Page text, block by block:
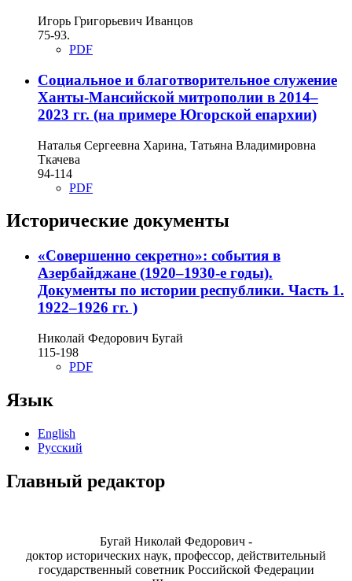
Игорь Григорьевич Иванцов
75-93.
PDF
Социальное и благотворительное служение
Ханты-Мансийской митрополии в 2014–
2023 гг. (на примере Югорской епархии)
Наталья Сергеевна Харина, Татьяна Владимировна
Ткачева
94-114
PDF
Исторические документы
«Совершенно секретно»: события в
Азербайджане (1920–1930-е годы).
Документы по истории республики. Часть 1.
1922–1926 гг. )
Николай Федорович Бугай
115-198
PDF
Язык
English
Русский
Главный редактор
Бугай Николай Федорович -
доктор исторических наук, профессор, действительный
государственный советник Российской Федерации